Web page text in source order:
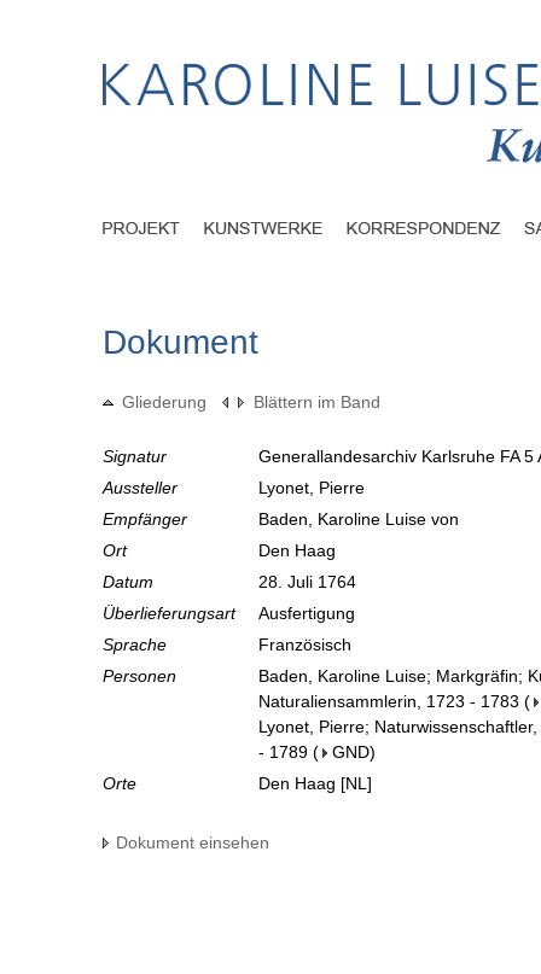
Dokument
Gliederung Blättern im Band
Signatur
Generallandesarchiv Karlsruhe FA
Aussteller
Lyonet, Pierre
Empfänger
Baden, Karoline Luise von
Ort
Den Haag
Datum
28. Juli 1764
Überlieferungsart
Ausfertigung
Sprache
Französisch
Personen
Baden, Karoline Luise; Markgräfin;
Naturaliensammlerin, 1723 - 1783 (
Lyonet, Pierre;
- 1789 ( GND)
Orte
Den Haag [NL]
Dokument einsehen